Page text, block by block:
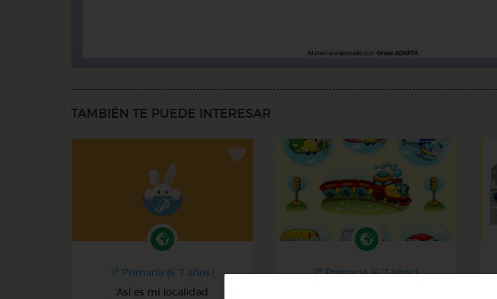
TAMBIÉN TE PUEDE INTERESAR
1º Primaria (6-7 años)
Así es mi localidad
1º Primaria (6-7 años)